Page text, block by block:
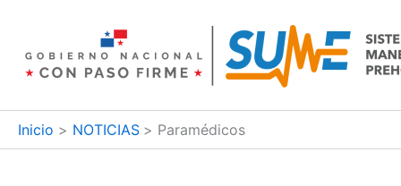
contenido
Inicio NOTICIAS Paramédicos